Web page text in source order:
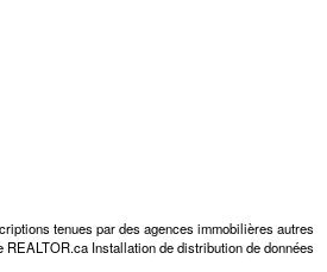
tenues par des agences immobilières autres
Installation de distribution de données